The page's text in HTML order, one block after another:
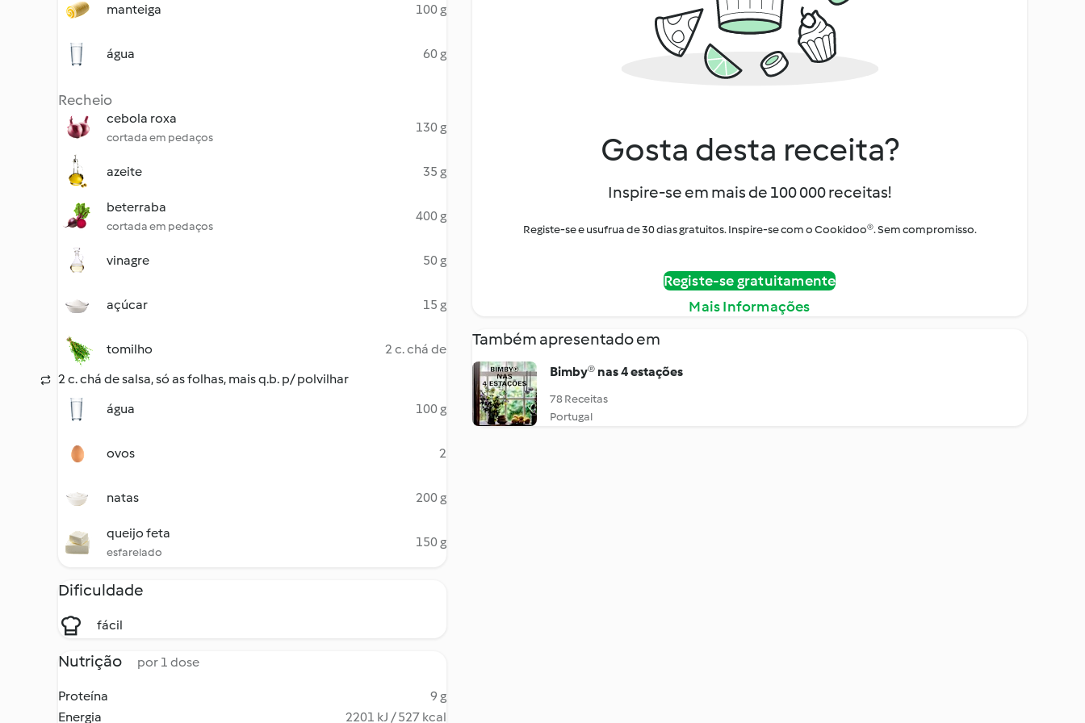
manteiga 100 g
água 60 g
Recheio
cebola roxa
cortada em pedaços
130 g
azeite 35 g
beterraba
cortada em pedaços
400 g
vinagre 50 g
açúcar 15 g
tomilho
2 c. chá de
2 c. chá de salsa, só as folhas, mais q.b. p/ polvilhar
água
100 g
ovos 2
natas 200 g
queijo feta
esfarelado
150 g
Dificuldade
fácil
Nutrição por 1 dose
Proteína
9 g
Energia
2201 kJ / 527 kcal
Gosta desta receita?
Inspire-se em mais de 100 000 receitas!
Registe-se e usufrua de 30 dias gratuitos. Inspire-se com o Cookidoo®. Sem compromisso.
Registe-se gratuitamente
Mais Informações
Também apresentado em
Bimby® nas 4 estações
78 Receitas
Portugal